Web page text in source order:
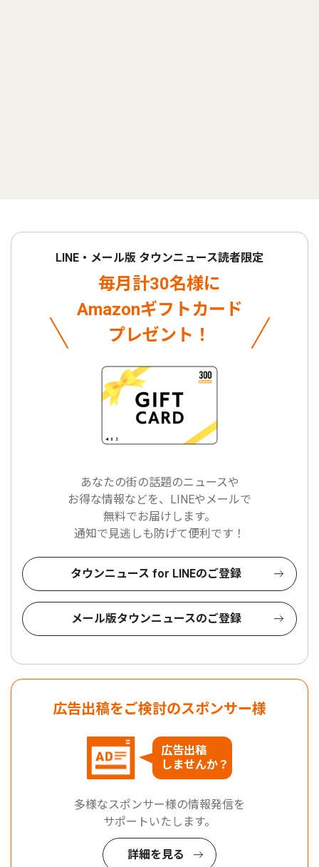
LINE・メール版 タウンニュース読者限定
毎月計30名様に
Amazonギフトカード
プレゼント！
あなたの街の話題のニュースや
お得な情報などを、LINEやメールで
無料でお届けします。
通知で見逃しも防げて便利です！
タウンニュース for LINEのご登録
メール版タウンニュースのご登録
広告出稿をご検討のスポンサー様
広告出稿
しませんか？
多様なスポンサー様の情報発信を
サポートいたします。
詳細を見る